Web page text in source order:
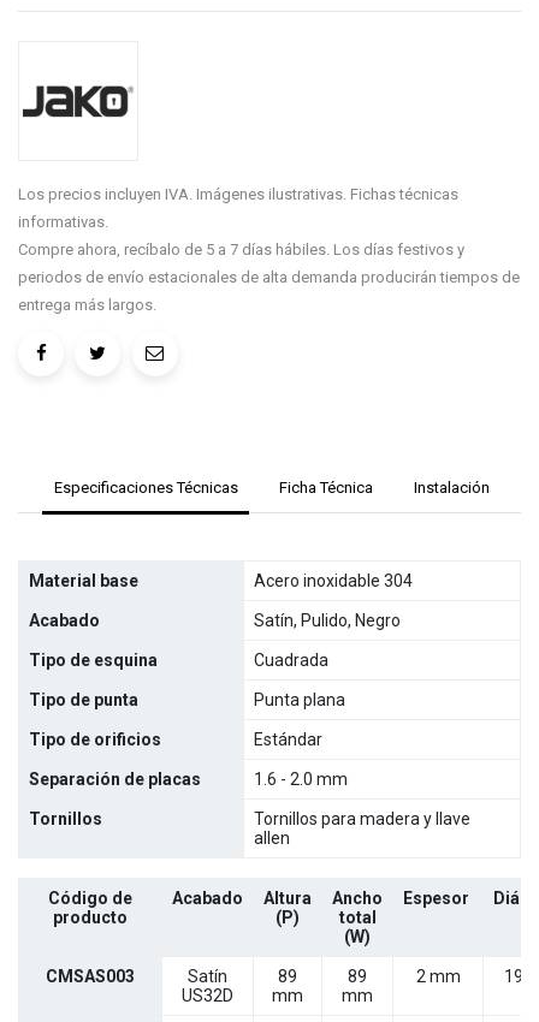
Los precios incluyen IVA. Imágenes ilustrativas. Fichas técnicas
informativas.
Compre ahora, recíbalo de 5 a 7 días hábiles. Los días festivos y
periodos de envío estacionales de alta demanda producirán tiempos de
entrega más largos.
Especificaciones Técnicas Ficha Técnica Instalación
Material base Acero inoxidable 304
Acabado Satín, Pulido, Negro
Tipo de esquina Cuadrada
Tipo de punta Punta plana
Tipo de orificios Estándar
Separación de placas 1.6 - 2.0 mm
Tornillos
Tornillos para madera y llave
allen
Código de
producto
Acabado
Altura
(P)
Ancho
total
(W)
Espesor
CMSAS003
Satín
US32D
89
mm
89
mm
2 mm 19